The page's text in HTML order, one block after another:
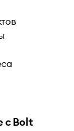
с Bolt